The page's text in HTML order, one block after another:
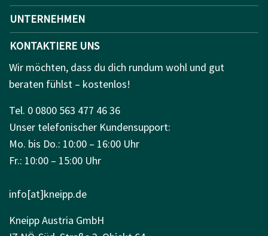
UNTERNEHMEN
KONTAKTIERE UNS
Wir möchten, dass du dich rundum wohl und gut
beraten fühlst – kostenlos!
Tel. 0 0800 563 477 46 36
Unser telefonischer Kundensupport:
Mo. bis Do.: 10:00 – 16:00 Uhr
Fr.: 10:00 – 15:00 Uhr
info[at]kneipp.de
Kneipp Austria GmbH